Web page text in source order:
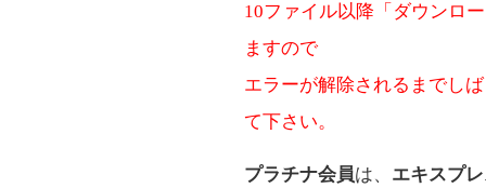
10ファイル以降「ダウンロ
ますので
エラーが解除されるまでし
て下さい。
プラチナ会員は、 エキスプ